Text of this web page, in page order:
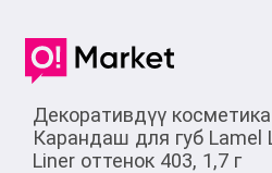
Декоративдүү косметика
Карандаш для губ Lamel
Liner оттенок 403, 1,7 г